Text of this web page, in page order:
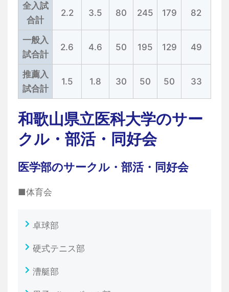
全入試
合計
2.2 3.5 80 245 179 82
一般入
試合計
2.6 4.6 50 195 129 49
推薦入
試合計
1.5 1.8 30 50 50 33
和歌山県立医科大学のサー
クル・部活・同好会
医学部のサークル・部活・同好会
■体育会
卓球部
硬式テニス部
漕艇部